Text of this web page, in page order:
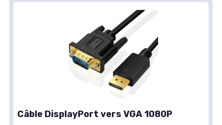
Câble DisplayPort vers VGA 1080P